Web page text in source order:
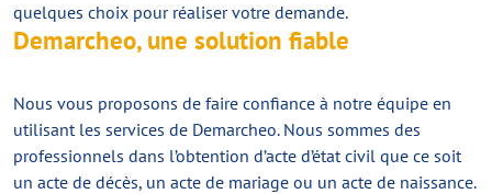
quelques choix pour réaliser votre demande.
Demarcheo, une solution fiable
Nous vous proposons de faire confiance à notre équipe en
utilisant les services de Demarcheo. Nous sommes des
professionnels dans l’obtention d’acte d’état civil que ce soit
un acte de décès, un acte de mariage ou un acte de naissance.